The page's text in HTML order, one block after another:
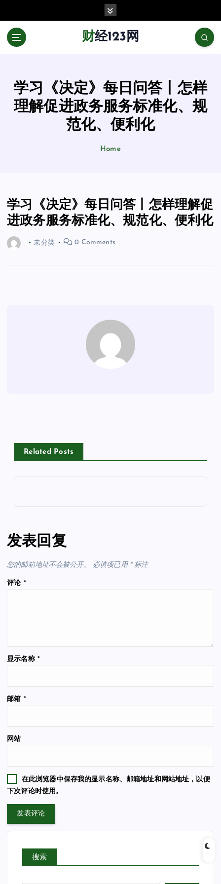
财经123网
学习《决定》每日问答丨怎样
理解促进政务服务标准化、规
范化、便利化
Home
学习《决定》每日问答丨怎样理解促
进政务服务标准化、规范化、便利化
未分类 0 Comments
Related Posts
发表回复
您的邮箱地址不会被公开。 必填项已用 *标注
评论 *
显示名称 *
邮箱 *
网站
在此浏览器中保存我的显示名称、邮箱地址和网站地址，以便
下次评论时使用。
搜索